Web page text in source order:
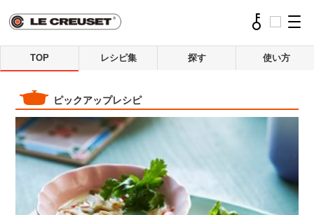
TOP レシピ集 探す 使い方
ピックアップレシピ